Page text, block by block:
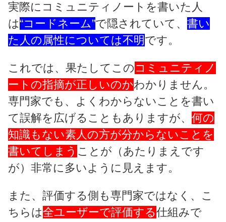
実際にコミュニティノートを書いた人
は“コードネーム”で隠されていて、 書い
た人の属性については不明です。
これでは、果たしてこの コミュニティノ
ートの指摘が正しいのかわかりません。
専門家でも、よくわからないことを書い
て誤解を広げることもありますが、 何の
知識もない素人の方が分からないことを
書いてしまう ことが（あたりまえです
が）非常に多いように見えます。
また、評価する側も専門家ではなく、こ
ちらは全ユーザーで評価する仕組みで